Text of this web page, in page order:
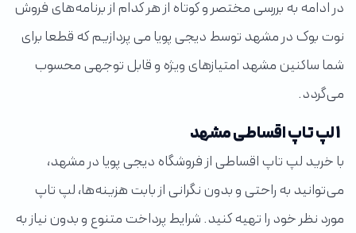
در ادامه به بررسی مختصر و کوتاه از هر کدام از برنامه‌های فروش
نوت بوک در مشهد توسط دیجی پویا می پردازیم که قطعا برای
شما ساکنین مشهد امتیازهای ویژه و قابل توجهی محسوب
می‌گردد.
1 لپ تاپ اقساطی مشهد
با خرید لپ تاپ اقساطی از فروشگاه دیجی پویا در مشهد،
می‌توانید به راحتی و بدون نگرانی از بابت هزینه‌ها، لپ تاپ
مورد نظر خود را تهیه کنید. شرایط پرداخت متنوع و بدون نیاز به